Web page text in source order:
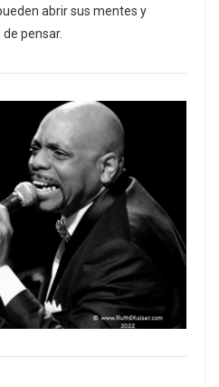
abrir sus mentes y
pensar.​